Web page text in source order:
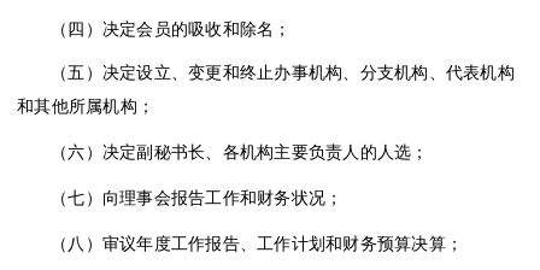
（四）决定会员的吸收和除名；
（五）决定设立、变更和终止办事机构、分支机构、代表机构
和其他所属机构；
（六）决定副秘书长、各机构主要负责人的人选；
（七）向理事会报告工作和财务状况；
（八）审议年度工作报告、工作计划和财务预算决算；